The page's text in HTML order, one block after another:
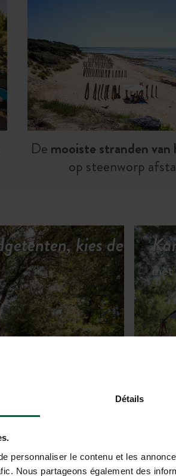
Détails
personnaliser le contenu et les
Nous partageons également des
De mooiste stranden van
op steenworp
kies de
met